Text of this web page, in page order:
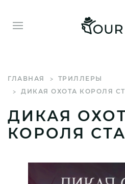
ГЛАВНАЯ
ТРИЛЛЕРЫ
ДИКАЯ ОХОТА КОРОЛЯ
ДИКАЯ
КОРОЛЯ